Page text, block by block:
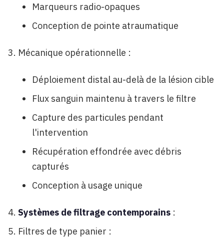
Marqueurs radio-opaques
Conception de pointe atraumatique
Mécanique opérationnelle :
Déploiement distal au-delà de la lésion cible
Flux sanguin maintenu à travers le filtre
Capture des particules pendant
l'intervention
Récupération effondrée avec débris
capturés
Conception à usage unique
Systèmes de filtrage contemporains :
Filtres de type panier :